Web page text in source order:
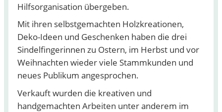
Hilfsorganisation übergeben.
Mit ihren selbstgemachten Holzkreationen,
Deko-Ideen und Geschenken haben die drei
Sindelfingerinnen zu Ostern, im Herbst und vor
Weihnachten wieder viele Stammkunden und
neues Publikum angesprochen.
Verkauft wurden die kreativen und
handgemachten Arbeiten unter anderem im